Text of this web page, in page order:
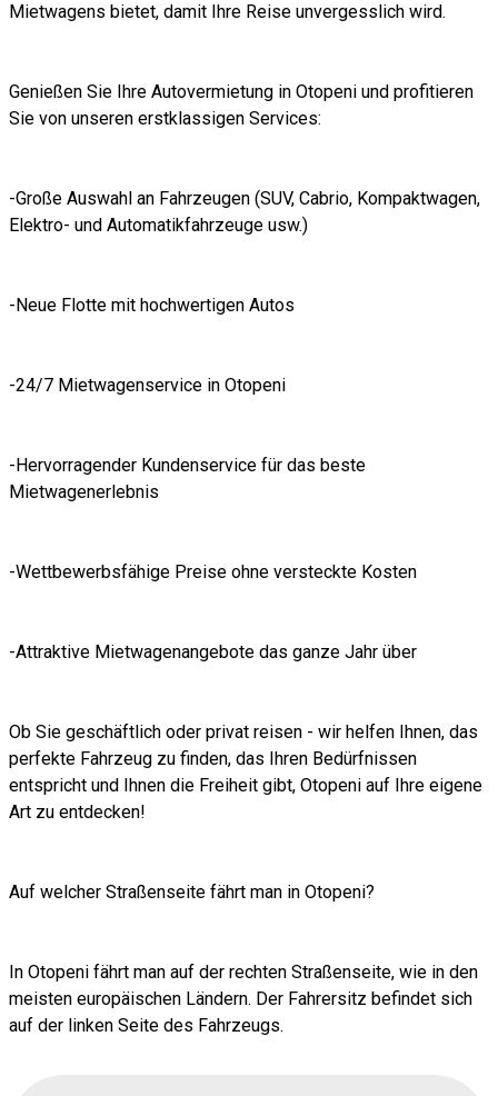
Mietwagens bietet, damit Ihre Reise unvergesslich wird.
Genießen Sie Ihre Autovermietung in Otopeni und profitieren
Sie von unseren erstklassigen Services:
-Große Auswahl an Fahrzeugen (SUV, Cabrio, Kompaktwagen,
Elektro- und Automatikfahrzeuge usw.)
-Neue Flotte mit hochwertigen Autos
-24/7 Mietwagenservice in Otopeni
-Hervorragender Kundenservice für das beste
Mietwagenerlebnis
-Wettbewerbsfähige Preise ohne versteckte Kosten
-Attraktive Mietwagenangebote das ganze Jahr über
Ob Sie geschäftlich oder privat reisen - wir helfen Ihnen, das
perfekte Fahrzeug zu finden, das Ihren Bedürfnissen
entspricht und Ihnen die Freiheit gibt, Otopeni auf Ihre eigene
Art zu entdecken!
Auf welcher Straßenseite fährt man in Otopeni?
In Otopeni fährt man auf der rechten Straßenseite, wie in den
meisten europäischen Ländern. Der Fahrersitz befindet sich
auf der linken Seite des Fahrzeugs.